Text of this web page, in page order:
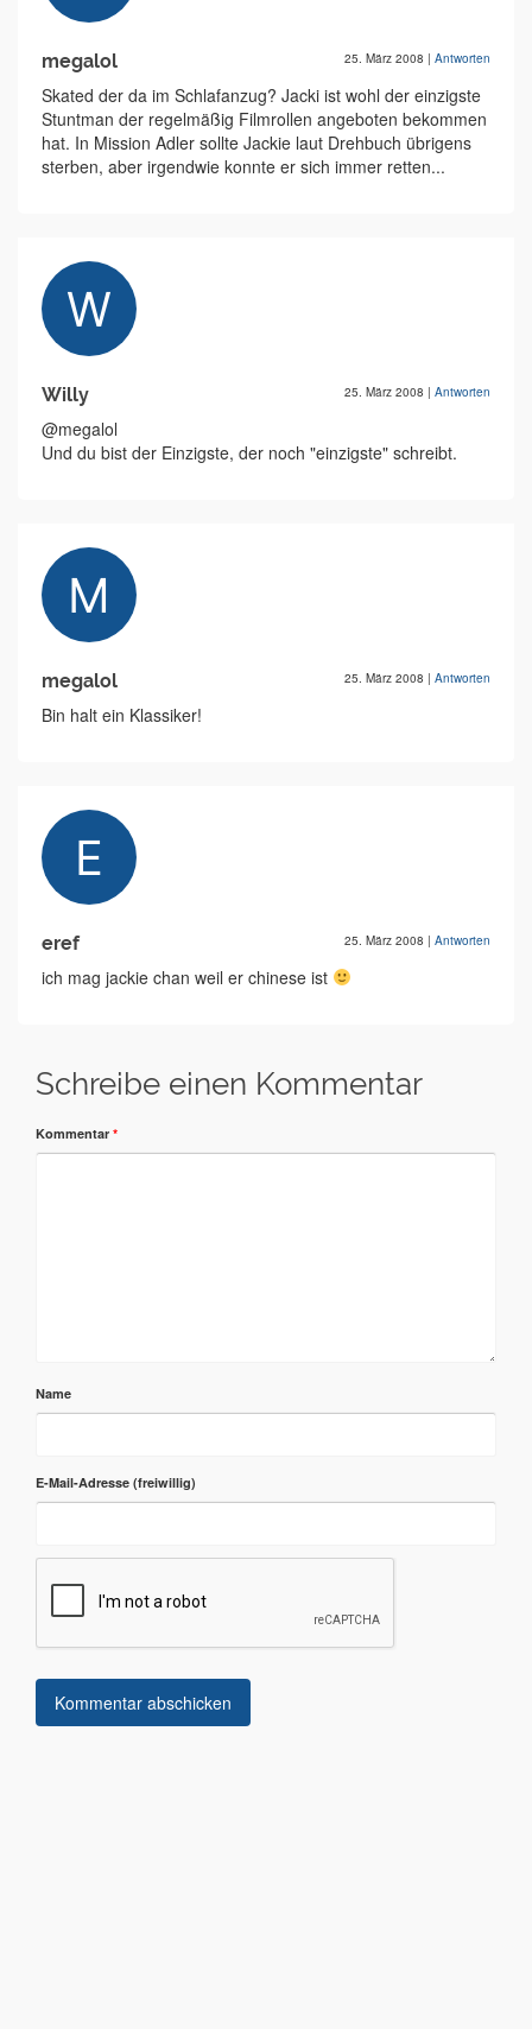
megalol 25. März 2008 | Antworten
Skated der da im Schlafanzug? Jacki ist wohl der einzigste
Stuntman der regelmäßig Filmrollen angeboten bekommen
hat. In Mission Adler sollte Jackie laut Drehbuch übrigens
sterben, aber irgendwie konnte er sich immer retten...
Willy 25. März 2008 | Antworten
@megalol
Und du bist der Einzigste, der noch "einzigste" schreibt.
megalol 25. März 2008 | Antworten
Bin halt ein Klassiker!
eref 25. März 2008 | Antworten
ich mag jackie chan weil er chinese ist
Schreibe einen Kommentar
Kommentar *
Name
E-Mail-Adresse